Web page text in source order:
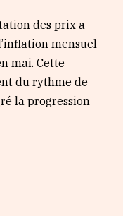
des prix a
mensuel
mai. Cette
du rythme de
la progression